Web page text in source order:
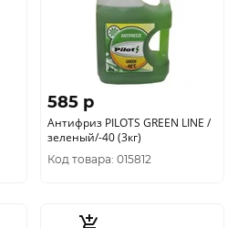
585 p
Антифриз PILOTS GREEN LINE /
зеленый/-40 (3кг)
Код товара: 015812